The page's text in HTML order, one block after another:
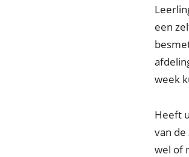
een
week
Heeft
van
wel of